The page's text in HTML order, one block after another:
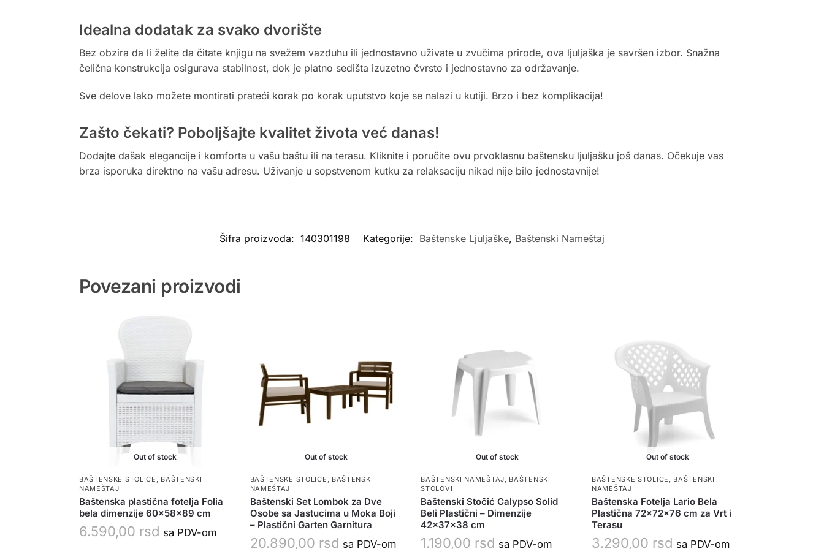
Idealna dodatak za svako dvorište
Bez obzira da li želite da čitate knjigu na svežem vazduhu ili jednostavno uživate u zvučima prirode, ova ljuljaška je savršen izbor. Snažna
čelična konstrukcija osigurava stabilnost, dok je platno sedišta izuzetno čvrsto i jednostavno za održavanje.
Sve delove lako možete montirati prateći korak po korak uputstvo koje se nalazi u kutiji. Brzo i bez komplikacija!
Zašto čekati? Poboljšajte kvalitet života već danas!
Dodajte dašak elegancije i komforta u vašu baštu ili na terasu. Kliknite i poručite ovu prvoklasnu baštensku ljuljašku još danas. Očekuje vas
brza isporuka direktno na vašu adresu. Uživanje u sopstvenom kutku za relaksaciju nikad nije bilo jednostavnije!
Šifra proizvoda: 140301198 Kategorije: Baštenske Ljuljaške, Baštenski Nameštaj
Povezani proizvodi
Out of stock
BAŠTENSKE STOLICE
BAŠTENSKI
NAMEŠTAJ
Baštenska plastična fotelja Folia
bela dimenzije 60x58x89 cm
6.590,00 rsd sa PDV-om
Out of stock
BAŠTENSKE STOLICE
BAŠTENSKI
NAMEŠTAJ
Baštenski Set Lombok za Dve
Osobe sa Jastucima u Moka Boji
– Plastični Garten Garnitura
20.890,00 rsd sa PDV-om
Out of stock
BAŠTENSKI NAMEŠTAJ
BAŠTENSKI
STOLOVI
Baštenski Stočić Calypso Solid
Beli Plastični – Dimenzije
42x37x38 cm
1.190,00 rsd sa PDV-om
Out of stock
BAŠTENSKE STOLICE
BAŠTENSKI
NAMEŠTAJ
Baštenska Fotelja Lario Bela
Plastična 72x72x76 cm za Vrt i
Terasu
3.290,00 rsd sa PDV-om